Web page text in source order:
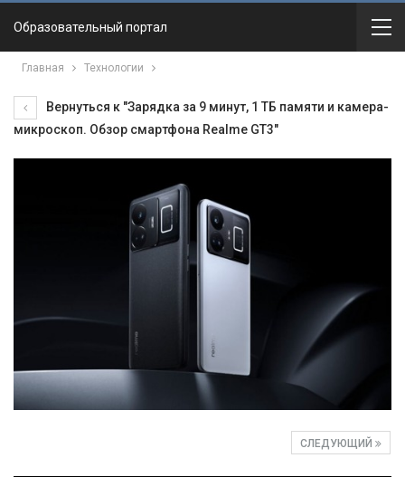
Образовательный портал
Главная Технологии
Вернуться к "Зарядка за 9 минут, 1 ТБ памяти и камера-
микроскоп. Обзор смартфона Realme GT3"
СЛЕДУЮЩИЙ